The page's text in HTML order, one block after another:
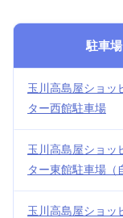
駐車場
玉川高島屋ショッ
ター西館駐車場
玉川高島屋ショッ
ター東館駐車場（
玉川高島屋ショッ